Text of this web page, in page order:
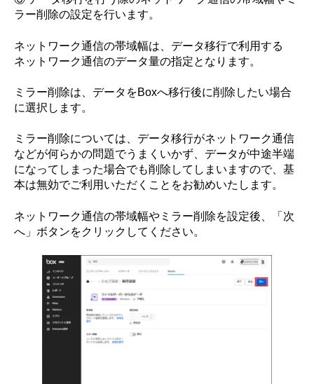
ラー削除の設定を行います。
ネットワーク通信の帯域幅は、データ移行で利用する
ネットワーク通信のデータ量の指定となります。
ミラー削除は、データをBoxへ移行後に削除したい場合
に選択します。
ミラー削除については、データ移行がネットワーク通信
などが何らかの問題でうまくいかず、データが中途半端
になってしまった場合でも削除してしまいますので、基
本は無効でご利用いただくことをお勧めいたします。
ネットワーク通信の帯域幅やミラー削除を設定後、「次
へ」ボタンをクリックしてください。